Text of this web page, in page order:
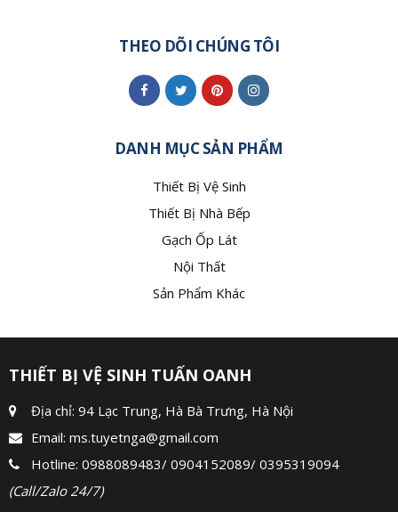
THEO DÕI CHÚNG TÔI
DANH MỤC SẢN PHẨM
Thiết Bị Vệ Sinh
Thiết Bị Nhà Bếp
Gạch Ốp Lát
Nội Thất
Sản Phẩm Khác
THIẾT BỊ VỆ SINH TUẤN OANH
Địa chỉ: 94 Lạc Trung, Hà Bà Trưng, Hà Nội
Email: ms.tuyetnga@gmail.com
Hotline: 0988089483/ 0904152089/ 0395319094
(Call/Zalo 24/7)